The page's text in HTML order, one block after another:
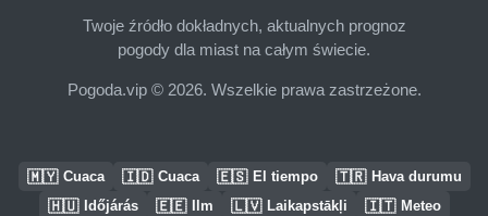
Twoje źródło dokładnych, aktualnych prognoz
pogody dla miast na całym świecie.
Pogoda.vip © 2026. Wszelkie prawa zastrzeżone.
🇲🇾 Cuaca 🇮🇩 Cuaca 🇪🇸 El tiempo 🇹🇷 Hava durumu
🇭🇺 Időjárás 🇪🇪 Ilm 🇱🇻 Laikapstākļi 🇮🇹 Meteo